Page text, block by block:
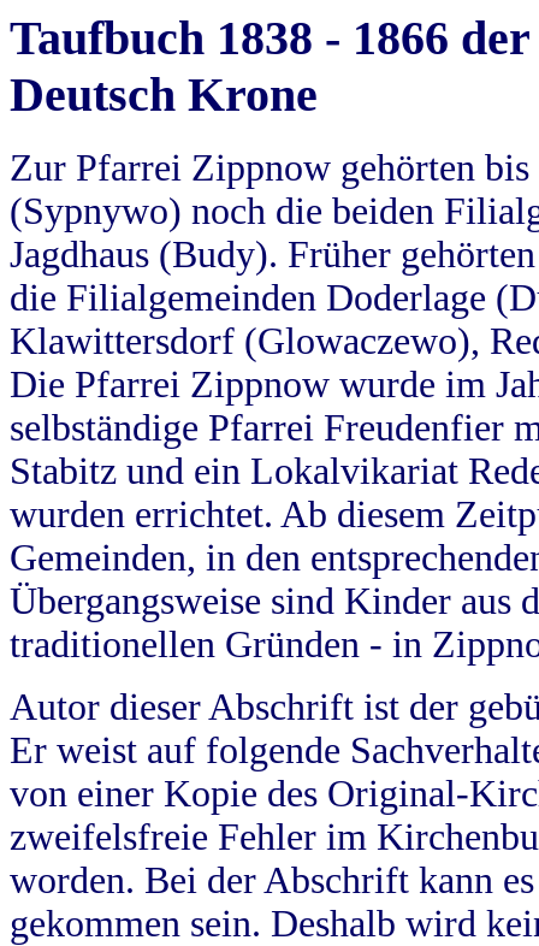
Taufbuch 1838 - 1866
Deutsch Krone
Zur Pfarrei Zippnow gehörten
(Sypnywo) noch die beiden
Jagdhaus (Budy). Früher
die Filialgemeinden Doderlage
Klawittersdorf (Glowaczewo),
Die Pfarrei Zippnow wurde im
selbständige Pfarrei Freudenfier
Stabitz und ein Lokalvikariat
wurden errichtet. Ab diesem
Gemeinden, in den
Übergangsweise sind Kinder aus
traditionellen Gründen - in
Autor dieser Abschrift ist der
Er weist auf folgende
von einer Kopie des Original-
zweifelsfreie Fehler im
worden. Bei der Abschrift kann
gekommen sein. Deshalb wird